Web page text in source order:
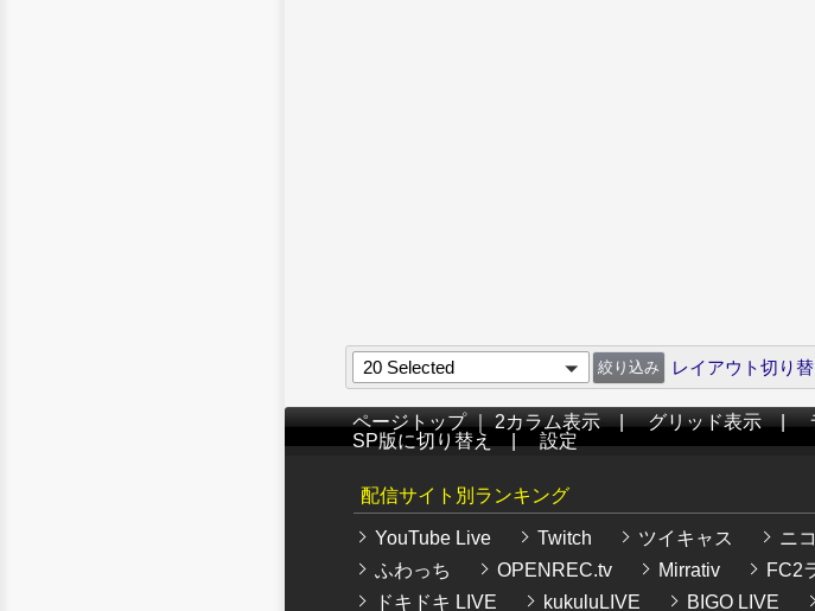
20 Selected レイアウト切り
ページトップ｜2カラム表示|グリッド表示|
SP版に切り替え
設定
配信サイト別ランキング
YouTube Live Twitch ツイキャス ニ
ふわっち
OPENREC.tv Mirrativ FC2
ドキドキ LIVE
kukuluLIVE BIGO LIVE